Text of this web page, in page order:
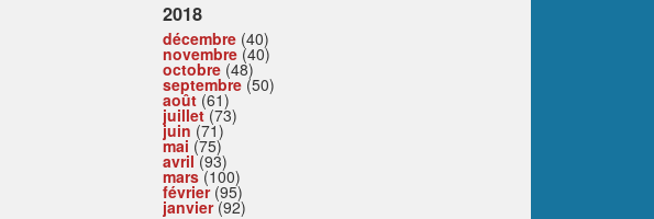
2018
décembre (40)
novembre (40)
octobre (48)
septembre (50)
août (61)
juillet(73)
juin (71)
mai (75)
avril(93)
mars(100)
février(95)
janvier(92)